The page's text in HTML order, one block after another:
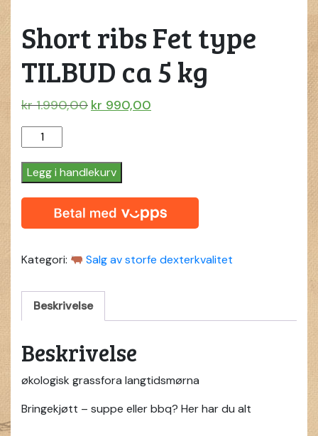
Short ribs Fet type
TILBUD ca 5 kg
kr1.990,00 Opprinnelig
kr 990,00
Short
ribs
Fet
type
TILBUD
kg
quantity
Legg i handlekurv
Kategori: Salg av storfe dexterkvalitet
Beskrivelse
Beskrivelse
økologisk grassfora langtidsmørna
Bringekjøtt – suppe eller bbq? Her har du alt